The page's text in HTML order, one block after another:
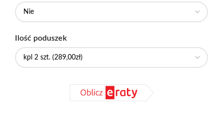
Ilość poduszek